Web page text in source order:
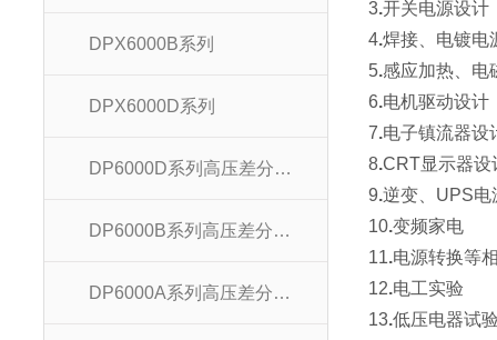
DPX6000B系列
DPX6000D系列
DP6000D系列高压差分探头
DP6000B系列高压差分探头
DP6000A系列高压差分探头
3.开关电源设计
4.焊接、电镀电
5.感应加热、电
6.电机驱动设计
7.电子镇流器设
8.CRT显示器设
9.逆变、UPS电
10.变频家电
11.电源转换等
12.电工实验
13.低压电器试